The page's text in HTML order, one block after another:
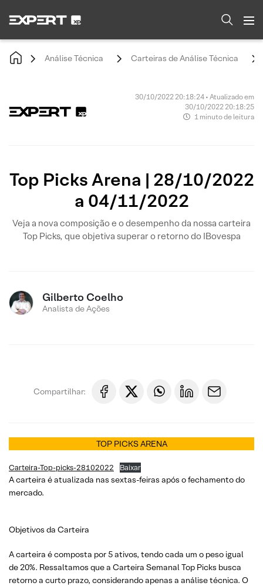
Análise Técnica Carteiras de Análise Técnica
30/10/2022 20:18:24 • Atualizado em
30/10/2022 20:18:25
1 minuto de leitura
Top Picks Arena | 28/10/2022
a 04/11/2022
Veja a nova composição e o desempenho da nossa carteira
Top Picks, que objetiva superar o retorno do IBovespa
Gilberto Coelho
Analista de Ações
Compartilhar:
TOP PICKS ARENA
Carteira-Top-picks-28102022 Baixar
A carteira é atualizada nas sextas-feiras após o fechamento do
mercado.
Objetivos da Carteira
A carteira é composta por 5 ativos, tendo cada um o peso igual
de 20%. Ressaltamos que a Carteira Semanal Top Picks busca
retorno a curto prazo, considerando apenas a análise técnica. O